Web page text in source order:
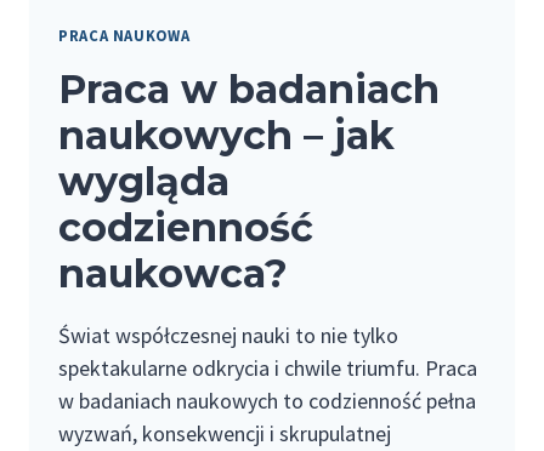
PRACA NAUKOWA
Praca w badaniach
naukowych – jak
wygląda
codzienność
naukowca?
Świat współczesnej nauki to nie tylko
spektakularne odkrycia i chwile triumfu. Praca
w badaniach naukowych to codzienność pełna
wyzwań, konsekwencji i skrupulatnej